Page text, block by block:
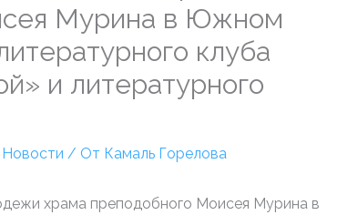
Мурина в Южном
клуба
и литературного
Новости / От Камаль Горелова
храма преподобного Моисея Мурина в